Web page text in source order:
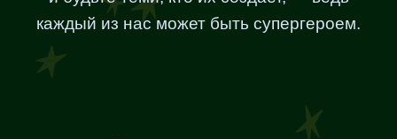
каждый из нас может быть супергероем.